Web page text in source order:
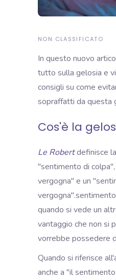
NON CLASSIFICATO
In questo nuovo
tutto sulla gelosia e
consigli su come
sopraffatti da questa
Cos'è la
Le Robertdefinisce
"sentimento di
vergogna" e un
vergogna".
quando si vede un
vantaggio che non si
vorrebbe possedere
Quando si riferisce
anche a "il